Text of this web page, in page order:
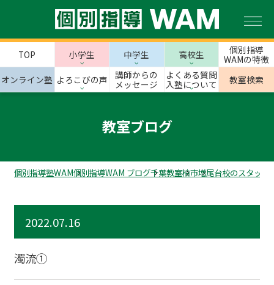
TOP 小学生 中学生 高校生
個別指導
WAMの特徴
オンライン塾 よろこびの声
講師からの
メッセージ
よくある質問
入塾について
教室検索
教室ブログ
個別指導塾WAM個別指導WAM ブログ千葉教室柏市増尾台校のスタッフ
2022.07.16
濁流①